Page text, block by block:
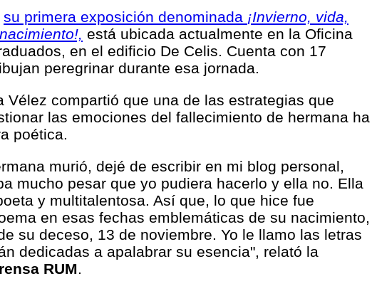
su primera exposición denominada ¡Invierno, vida,
está ubicada actualmente en la Oficina
en el edificio De Celis. Cuenta con 17
peregrinar durante esa jornada.
Vélez compartió que una de las estrategias que
las emociones del fallecimiento de hermana ha
poética.
murió, dejé de escribir en mi blog personal,
mucho pesar que yo pudiera hacerlo y ella no. Ella
y multitalentosa. Así que, lo que hice fue
en esas fechas emblemáticas de su nacimiento,
su deceso, 13 de noviembre. Yo le llamo las letras
dedicadas a apalabrar su esencia", relató la
RUM